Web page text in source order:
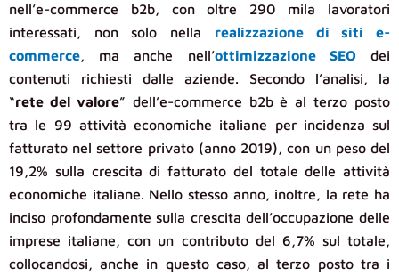
nell’e-commerce b2b, con oltre 290 mila lavoratori
interessati, non solo nella realizzazione di siti e-
commerce, ma anche nell’ottimizzazione SEO dei
contenuti richiesti dalle aziende. Secondo l’analisi, la
“rete del valore” dell’e-commerce b2b è al terzo posto
tra le 99 attività economiche italiane per incidenza sul
fatturato nel settore privato (anno 2019), con un peso del
19,2% sulla crescita di fatturato del totale delle attività
economiche italiane. Nello stesso anno, inoltre, la rete ha
inciso profondamente sulla crescita dell’occupazione delle
imprese italiane, con un contributo del 6,7% sul totale,
collocandosi, anche in questo caso, al terzo posto tra i